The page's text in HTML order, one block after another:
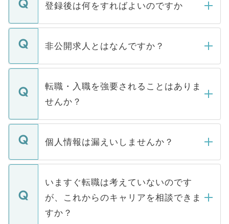
登録後は何をすればよいのですか
ご登録いただきましたら、弊社担当者がご
登録内容を確認し、その後メールもしくは
ます。通常、5営業日以内にはご連絡をせて
いただきますので、しばらくお待ちくださ
非公開求人とはなんですか？
マイナビDOCTORで取り扱っている求人の
うち約3割は、Webサイトからご覧いただ
けない「非公開求人」です。非公開求人は
下記の理由によって、一般には公開してい
ません。
■応募殺到を避けるため 人気のある医療機
関を公にしてしまうと、応募が殺到する場
に、医療機関が求める条件に合った人材の
みを人材紹介会社に依頼するケースが増え
ています。
転職・入職を強要されることはありま
せんか？
転職・入職を強要することは一切ありませ
ん。また、仮に応募先から内定をいただい
定を承諾する必要はありません。内定先へ
の辞退の連絡はキャリアパートナーが行い
個人情報は漏えいしませんか？
個人情報が漏えいすることはありませんの
で、ご安心ください。当サイトからの登録
などで収集したご登録者様の個人情報は、
ご本人のキャリアアップおよび転職活動の
支援を目的に使用いたします。お預かりし
いますぐ転職は考えていないのです
が、これからのキャリアを相談できま
すか？